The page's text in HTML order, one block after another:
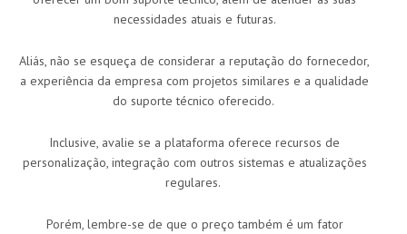
necessidades atuais e futuras.
Aliás, não se esqueça de considerar a reputação do fornecedor,
a experiência da empresa com projetos similares e a qualidade
do suporte técnico oferecido.
Inclusive, avalie se a plataforma oferece recursos de
personalização, integração com outros sistemas e atualizações
regulares.
Porém, lembre-se de que o preço também é um fator